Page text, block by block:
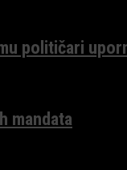
političari
mandata